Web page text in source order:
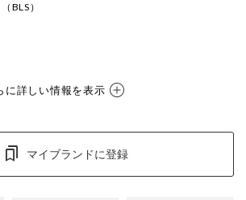
BLS）
に詳しい情報を表示
マイブランドに登録